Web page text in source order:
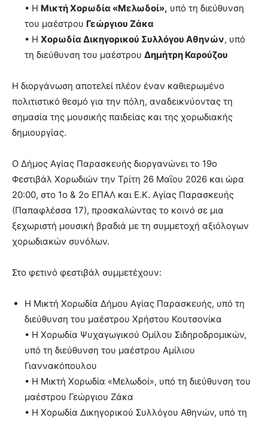
• Η Μικτή Χορωδία «Μελωδοί», υπό τη διεύθυνση
του μαέστρου Γεώργιου Ζάκα
• Η Χορωδία Δικηγορικού Συλλόγου Αθηνών, υπό
τη διεύθυνση του μαέστρου Δημήτρη Καρούζου
Η διοργάνωση αποτελεί πλέον έναν καθιερωμένο
πολιτιστικό θεσμό για την πόλη, αναδεικνύοντας τη
σημασία της μουσικής παιδείας και της χορωδιακής
δημιουργίας.
Ο Δήμος Αγίας Παρασκευής διοργανώνει το 19ο
Φεστιβάλ Χορωδιών την Τρίτη 26 Μαΐου 2026 και ώρα
20:00, στο 1ο & 2ο ΕΠΑΛ και Ε.Κ. Αγίας Παρασκευής
(Παπαφλέσσα 17), προσκαλώντας το κοινό σε μια
ξεχωριστή μουσική βραδιά με τη συμμετοχή αξιόλογων
χορωδιακών συνόλων.
Στο φετινό φεστιβάλ συμμετέχουν:
Η Μικτή Χορωδία Δήμου Αγίας Παρασκευής, υπό τη
διεύθυνση του μαέστρου Χρήστου Κουτσονίκα
• Η Χορωδία Ψυχαγωγικού Ομίλου Σιδηροδρομικών,
υπό τη διεύθυνση του μαέστρου Αμίλιου
Γιαννακόπουλου
• Η Μικτή Χορωδία «Μελωδοί», υπό τη διεύθυνση του
μαέστρου Γεώργιου Ζάκα
• Η Χορωδία Δικηγορικού Συλλόγου Αθηνών, υπό τη